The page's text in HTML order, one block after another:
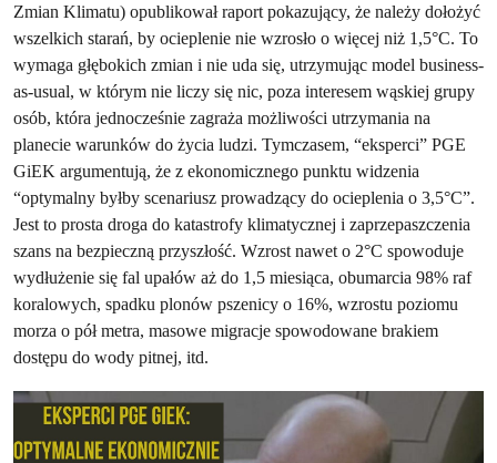
Zmian Klimatu) opublikował raport pokazujący, że należy dołożyć
wszelkich starań, by ocieplenie nie wzrosło o więcej niż 1,5°C. To
wymaga głębokich zmian i nie uda się, utrzymując model business-
as-usual, w którym nie liczy się nic, poza interesem wąskiej grupy
osób, która jednocześnie zagraża możliwości utrzymania na
planecie warunków do życia ludzi. Tymczasem, “eksperci” PGE
GiEK argumentują, że z ekonomicznego punktu widzenia
“optymalny byłby scenariusz prowadzący do ocieplenia o 3,5°C”.
Jest to prosta droga do katastrofy klimatycznej i zaprzepaszczenia
szans na bezpieczną przyszłość. Wzrost nawet o 2°C spowoduje
wydłużenie się fal upałów aż do 1,5 miesiąca, obumarcia 98% raf
koralowych, spadku plonów pszenicy o 16%, wzrostu poziomu
morza o pół metra, masowe migracje spowodowane brakiem
dostępu do wody pitnej, itd.